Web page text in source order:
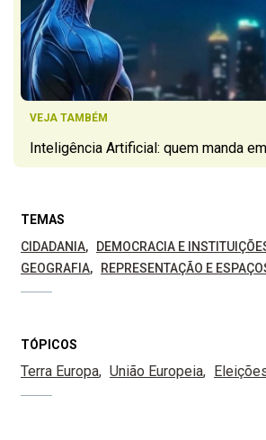
VEJA TAMBÉM
Inteligência Artificial: quem manda
TEMAS
CIDADANIA
DEMOCRACIA E
GEOGRAFIA
REPRESENTAÇÃO E
TÓPICOS
Terra Europa União Europeia